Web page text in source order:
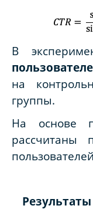
В
на
группы.
На основе
рассчитаны